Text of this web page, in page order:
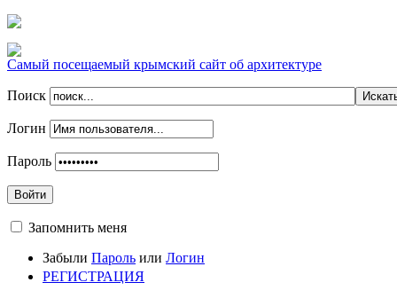
Самый посещаемый крымский сайт об архитектуре
Поиск
Логин
Пароль
Войти
Запомнить меня
Забыли Пароль или Логин
РЕГИСТРАЦИЯ